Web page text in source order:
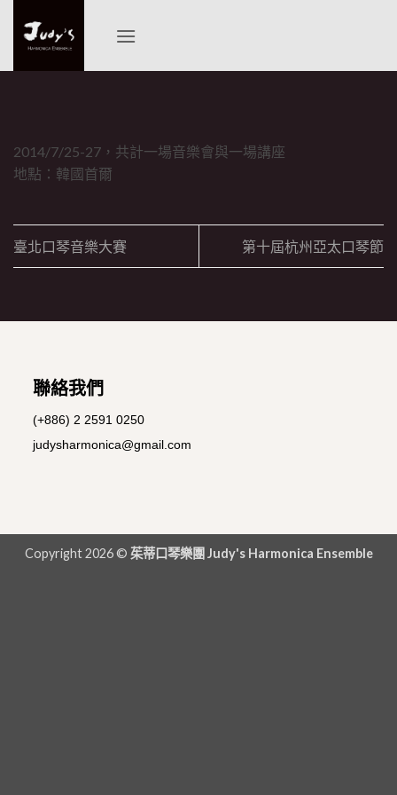
content
2014/7/25-27，共計一場音樂會與一場講座
地點：韓國首爾
臺北口琴音樂大賽 第十屆杭州亞太口琴節
聯絡我們
(+886) 2 2591 0250
judysharmonica@gmail.com
Copyright 2026 © 茱蒂口琴樂團 Judy's Harmonica Ensemble